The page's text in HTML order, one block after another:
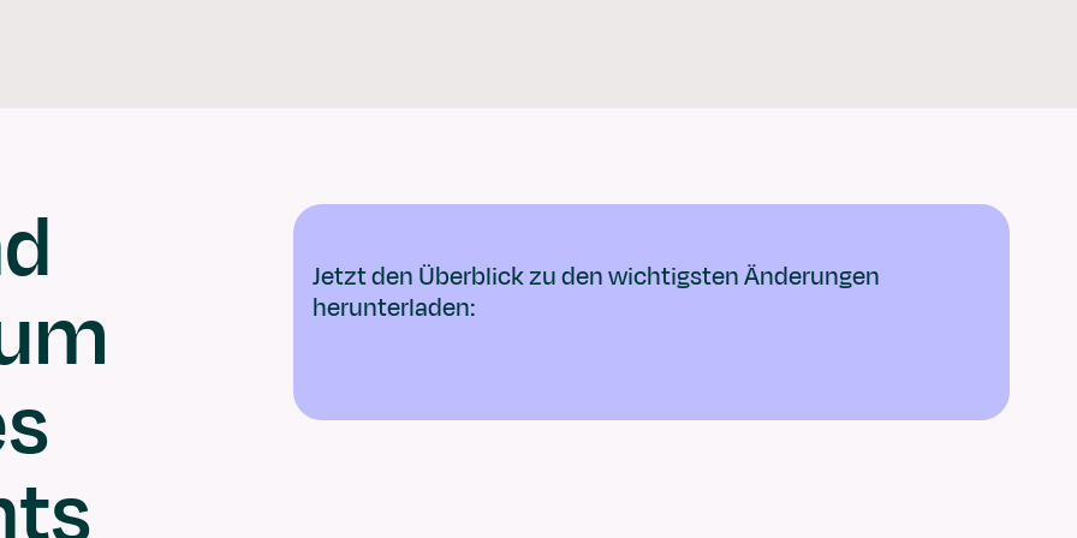
Jetzt den Überblick zu den wichtigsten Änderungen
herunterladen: